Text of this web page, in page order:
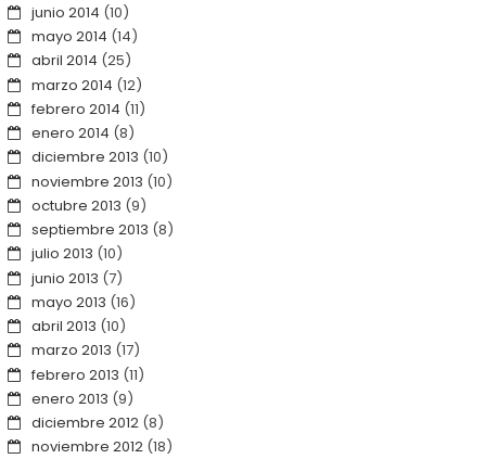
junio 2014 (10)
mayo 2014 (14)
abril 2014 (25)
marzo 2014 (12)
febrero 2014 (11)
enero 2014 (8)
diciembre 2013 (10)
noviembre 2013 (10)
octubre 2013 (9)
septiembre 2013 (8)
julio 2013 (10)
junio 2013 (7)
mayo 2013 (16)
abril 2013 (10)
marzo 2013 (17)
febrero 2013 (11)
enero 2013 (9)
diciembre 2012(8)
noviembre 2012(18)